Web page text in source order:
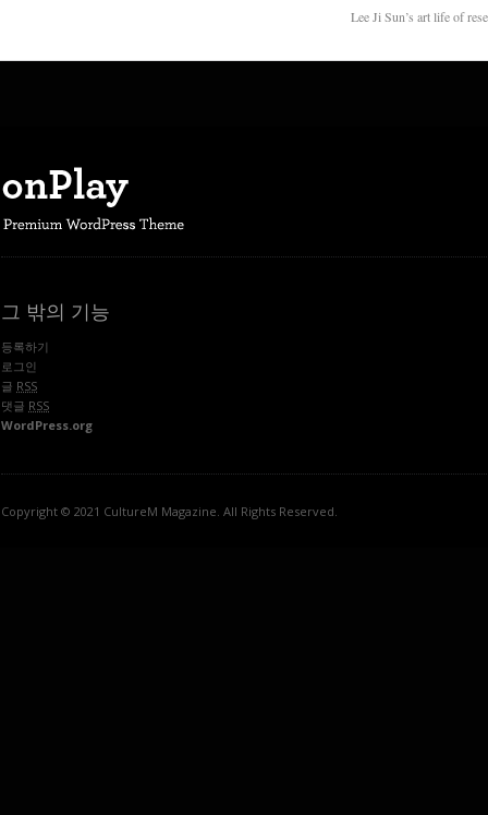
Lee Ji Sun’s art life of
그 밖의 기능
등록하기
로그인
글 RSS
댓글 RSS
WordPress.org
Copyright © 2021 CultureM Magazine. All Rights Reserved.